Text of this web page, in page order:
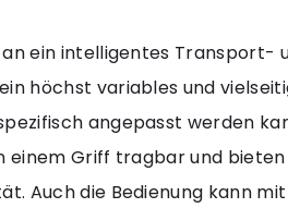
ein intelligentes Transport-
höchst variables und
angepasst werden
einem Griff tragbar und
Auch die Bedienung kann